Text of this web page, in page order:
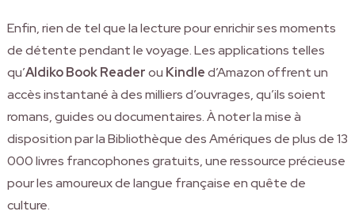
Enfin, rien de tel que la lecture pour enrichir ses moments
de détente pendant le voyage. Les applications telles
qu’Aldiko Book Readerou Kindled’Amazon offrent un
accès instantané à des milliers d’ouvrages, qu’ils soient
romans, guides ou documentaires. À noter la mise à
disposition par la Bibliothèque des Amériques de plus de 13
000 livres francophones gratuits, une ressource précieuse
pour les amoureux de langue française en quête de
culture.